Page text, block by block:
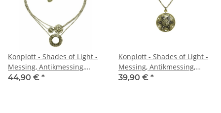
Konplott - Shades of Light -
Messing, Antikmessing,
Halskette
44,90 € *
Konplott - Shades of Light -
Messing, Antikmessing,
Halskette mit Anhänger
39,90 € *